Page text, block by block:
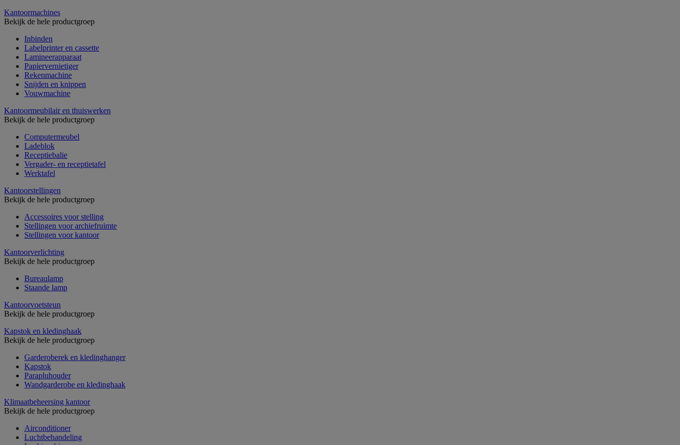
Kantoormachines
Bekijk de hele productgroep
Inbinden
Labelprinter en cassette
Lamineerapparaat
Papiervernietiger
Rekenmachine
Snijden en knippen
Vouwmachine
Kantoormeubilair en thuiswerken
Bekijk de hele productgroep
Computermeubel
Ladeblok
Receptiebalie
Vergader- en receptietafel
Werktafel
Kantoorstellingen
Bekijk de hele productgroep
Accessoires voor stelling
Stellingen voor archiefruimte
Stellingen voor kantoor
Kantoorverlichting
Bekijk de hele productgroep
Bureaulamp
Staande lamp
Kantoorvoetsteun
Bekijk de hele productgroep
Kapstok en kledinghaak
Bekijk de hele productgroep
Garderoberek en kledinghanger
Kapstok
Parapluhouder
Wandgarderobe en kledinghaak
Klimaatbeheersing kantoor
Bekijk de hele productgroep
Airconditioner
Luchtbehandeling